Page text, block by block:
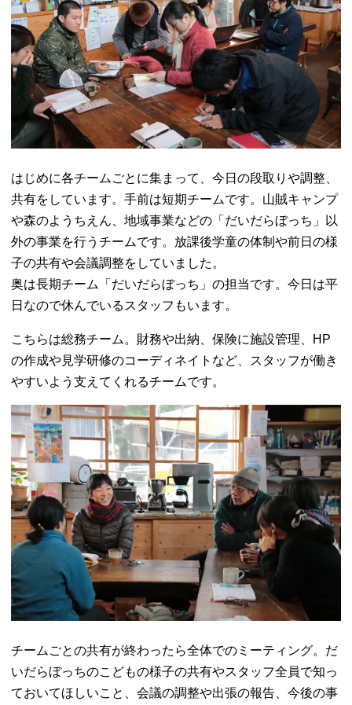
はじめに各チームごとに集まって、今日の段取りや調整、
共有をしています。手前は短期チームです。山賊キャンプ
や森のようちえん、地域事業などの「だいだらぼっち」以
外の事業を行うチームです。放課後学童の体制や前日の様
子の共有や会議調整をしていました。
奥は長期チーム「だいだらぼっち」の担当です。今日は平
日なので休んでいるスタッフもいます。
こちらは総務チーム。財務や出納、保険に施設管理、HP
の作成や見学研修のコーディネイトなど、スタッフが働き
やすいよう支えてくれるチームです。
チームごとの共有が終わったら全体でのミーティング。だ
いだらぼっちのこどもの様子の共有やスタッフ全員で知っ
ておいてほしいこと、会議の調整や出張の報告、今後の事